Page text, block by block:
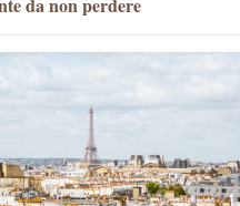
da non perdere